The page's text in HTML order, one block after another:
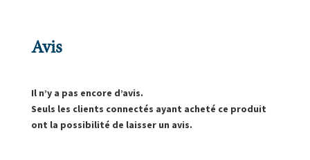
Avis
Il n’y a pas encore d’avis.
Seuls les clients connectés ayant acheté ce produit
ont la possibilité de laisser un avis.